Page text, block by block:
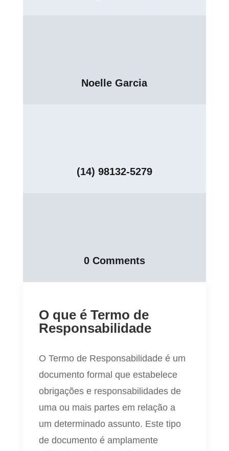
Noelle Garcia
(14) 98132-5279
0 Comments
O que é Termo de
Responsabilidade
O Termo de Responsabilidade é um
documento formal que estabelece
obrigações e responsabilidades de
uma ou mais partes em relação a
um determinado assunto. Este tipo
de documento é amplamente